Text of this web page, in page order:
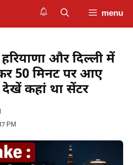
menu
और दिल्ली में
50 मिनट पर आए
कहां था सेंटर
PM